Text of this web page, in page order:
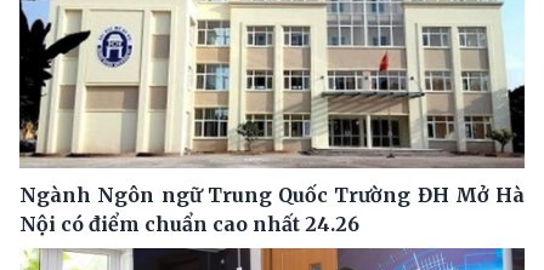
Ngành Ngôn ngữ Trung Quốc Trường ĐH Mở Hà
Nội có điểm chuẩn cao nhất 24.26